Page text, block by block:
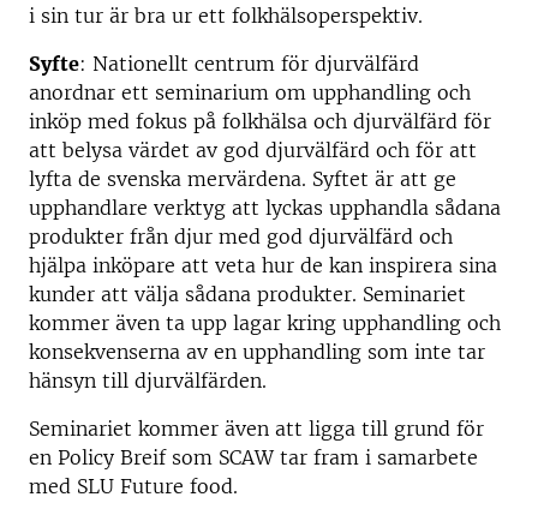
i sin tur är bra ur ett folkhälsoperspektiv.
Syfte: Nationellt centrum för djurvälfärd
anordnar ett seminarium om upphandling och
inköp med fokus på folkhälsa och djurvälfärd för
att belysa värdet av god djurvälfärd och för att
lyfta de svenska mervärdena. Syftet är att ge
upphandlare verktyg att lyckas upphandla sådana
produkter från djur med god djurvälfärd och
hjälpa inköpare att veta hur de kan inspirera sina
kunder att välja sådana produkter. Seminariet
kommer även ta upp lagar kring upphandling och
konsekvenserna av en upphandling som inte tar
hänsyn till djurvälfärden.
Seminariet kommer även att ligga till grund för
en Policy Breif som SCAW tar fram i samarbete
med SLU Future food.